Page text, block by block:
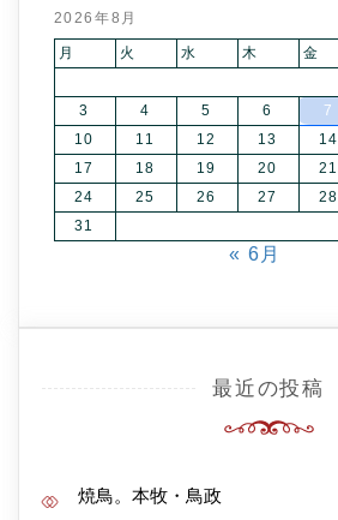
2026年8月
月 火 水 木 金
3
4 5 6 7
10
11 12 13 14
17
18 19 20 21
24
25 26 27 28
31
« 6月
最近の投稿
焼鳥。本牧・鳥政